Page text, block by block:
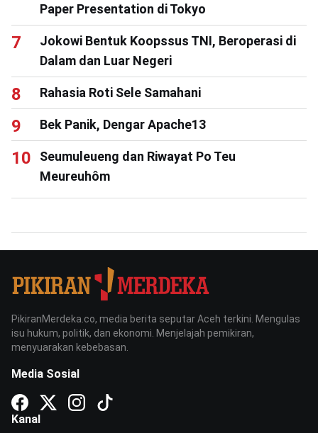
Paper Presentation di Tokyo
Jokowi Bentuk Koopssus TNI, Beroperasi di
Dalam dan Luar Negeri
Rahasia Roti Sele Samahani
Bek Panik, Dengar Apache13
Seumuleueng dan Riwayat Po Teu
Meureuhôm
PikiranMerdeka.co, media berita seputar Aceh terkini. Mengulas
isu hukum, politik, dan ekonomi. Menjelajah pemikiran,
menyuarakan kebebasan.
Media Sosial
Kanal